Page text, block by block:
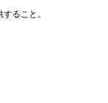
ること。